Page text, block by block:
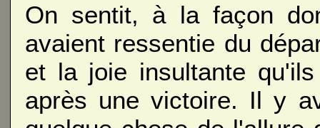
On sentit, à la façon
avaient ressentie du
et la joie insultante
après une victoire. Il y